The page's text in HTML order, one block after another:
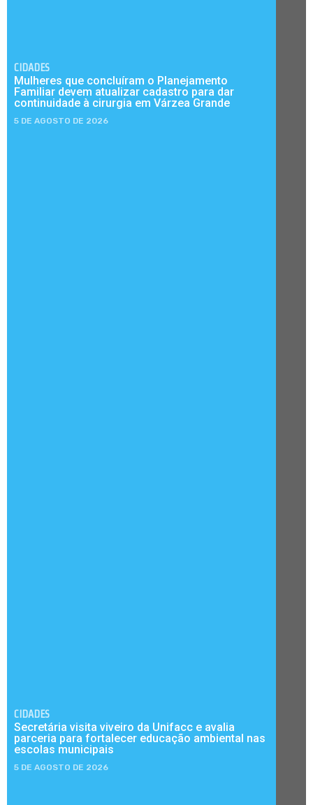
CIDADES
Mulheres que concluíram o Planejamento
Familiar devem atualizar cadastro para dar
continuidade à cirurgia em Várzea Grande
5 DE AGOSTO DE 2026
CIDADES
Secretária visita viveiro da Unifacc e avalia
parceria para fortalecer educação ambiental nas
escolas municipais
5 DE AGOSTO DE 2026